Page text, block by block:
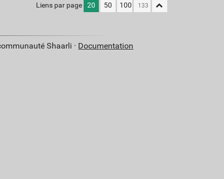
Liens par page 20 50 100
Shaarli · Documentation